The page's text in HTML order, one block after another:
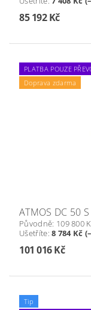
85 192 Kč
PLATBA POUZE
Doprava zdarma
ATMOS DC 50 S
Původně: 109 800
Ušetříte:8 784 Kč
101 016 Kč
Tip